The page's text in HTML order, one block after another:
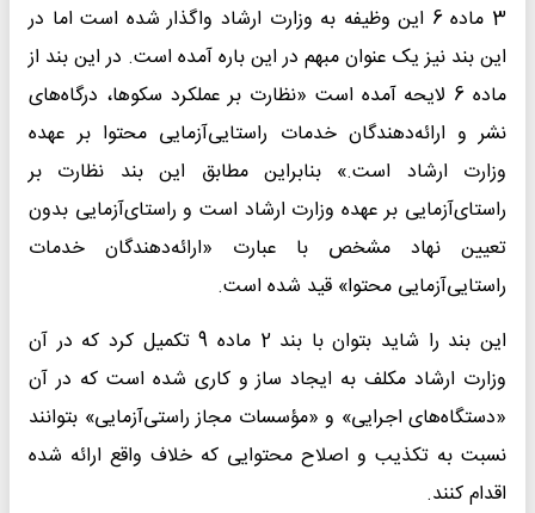
3 ماده 6 این وظیفه به وزارت ارشاد واگذار شده است اما در
این بند نیز یک عنوان مبهم در این باره آمده است. در این بند از
ماده 6 لایحه آمده است «نظارت بر عملکرد سکوها، درگاه‌های
نشر و ارائه‌دهندگان خدمات راستایی‌آزمایی محتوا بر عهده
وزارت ارشاد است.» بنابراین مطابق این بند نظارت بر
راستای‌آزمایی بر عهده وزارت ارشاد است و راستای‌آزمایی بدون
تعیین نهاد مشخص با عبارت «ارائه‌دهندگان خدمات
راستایی‌آزمایی محتوا» قید شده است.
این بند را شاید بتوان با بند 2 ماده 9 تکمیل کرد که در آن
وزارت ارشاد مکلف به ایجاد ساز و کاری شده است که در آن
«دستگاه‌های اجرایی» و «مؤسسات مجاز راستی‌آزمایی» بتوانند
نسبت به تکذیب و اصلاح محتوایی که خلاف واقع ارائه شده
اقدام کنند.